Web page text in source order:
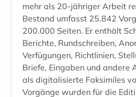
verzeichnis (1)
völkermord (3)
weimar (1)
weltkrieg (1)
mehr als 20-jähriger Arbeit
Bestand umfasst 25.842
200.000 Seiten. Er enthält
Berichte, Rundschreiben,
Verfügungen, Richtlinien,
Briefe, Eingaben und andere
als digitalisierte Faksimiles
Vorgänge wurden für die